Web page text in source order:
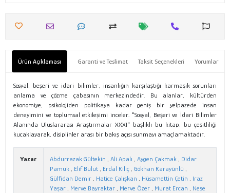
Ürün Açıklaması Garanti ve Teslimat Taksit Seçenekleri Yorumlar
Sosyal, beşeri ve idari bilimler, insanlığın karşılaştığı karmaşık sorunları
anlama ve çözme çabasının merkezindedir. Bu alanlar, kültürden
ekonomiye, psikolojiden politikaya kadar geniş bir yelpazede insan
deneyimini ve toplumsal etkileşimi inceler. "Sosyal, Beşeri ve İdari Bilimler
Alanında Uluslararası Araştırmalar XXXI" başlıklı bu kitap, bu çeşitliliği
kucaklayarak, disiplinler arası bir bakış açısı sunmayı amaçlamaktadır.
Yazar Abdurrazak Gültekin , Ali Apalı , Aygen Çakmak , Didar
Pamuk , Elif Bulut , Erdal Kılıç , Gökhan Karayünlü ,
Gülfidan Demir , Hatice Çalışkan , Hüsamettin Çetin , Iraz
Yaşar , Merve Bayraktar , Merve Özer , Murat Ercan , Neşe